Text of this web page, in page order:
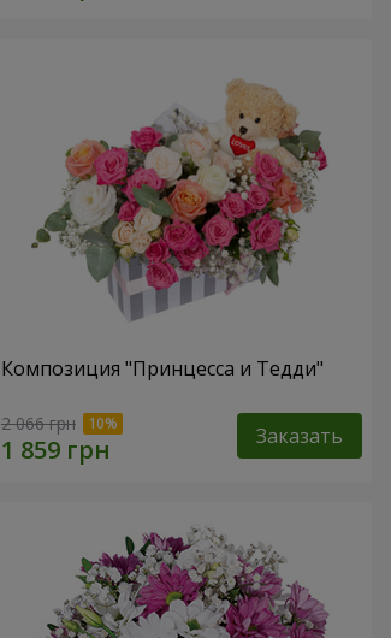
Композиция "Принцесса и Тедди"
2 066 грн Заказать